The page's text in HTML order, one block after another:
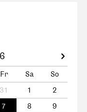
Fr Sa
So
31 1
2
7 8
9